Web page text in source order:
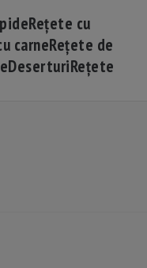
Rețete cu
carneRețete de
DeserturiRețete